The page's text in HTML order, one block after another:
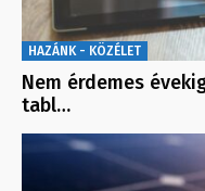
HAZÁNK - KÖZÉLET
Nem érdemes
tabl…